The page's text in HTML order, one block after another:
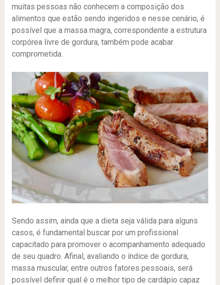
muitas pessoas não conhecem a composição dos
alimentos que estão sendo ingeridos e nesse cenário, é
possível que a massa magra, correspondente a estrutura
corpórea livre de gordura, também pode acabar
comprometida.
Sendo assim, ainda que a dieta seja válida para alguns
casos, é fundamental buscar por um profissional
capacitado para promover o acompanhamento adequado
de seu quadro. Afinal, avaliando o índice de gordura,
massa muscular, entre outros fatores pessoais, será
possível definir qual é o melhor tipo de cardápio capaz